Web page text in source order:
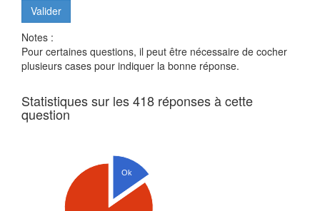
Notes :
Pour certaines questions, il peut être nécessaire de cocher
plusieurs cases pour indiquer la bonne réponse.
Statistiques sur les 418 réponses à cette
question
Ok